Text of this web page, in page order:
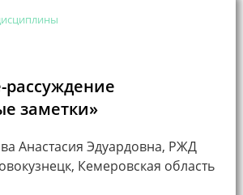
заметки»
Анастасия Эдуардовна, РЖД
Кемеровская область